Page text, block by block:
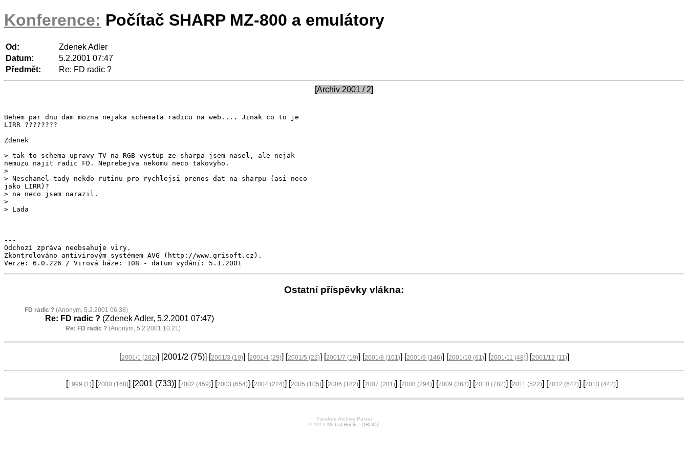
Konference: Počítač SHARP MZ-800 a emulátory
Od:
Zdenek Adler
Datum:
5.2.2001 07:47
Předmět:
Re: FD radic ?
[Archiv 2001 / 2]
Behem par dnu dam mozna nejaka schemata radicu na web.... Jinak co to je
LIRR ????????
Zdenek
>
> na neco jsem narazil.
>
---
Odchozí zpráva neobsahuje viry.
Zkontrolováno antivirovým systémem AVG (http://www.grisoft.cz).
Verze: 6.0.226 / Virová báze: 108 - datum vydání: 5.1.2001
Ostatní příspěvky vlákna:
FD radic ? (Anonym, 5.2.2001 06:38)
Re: FD radic ? (Zdenek Adler, 5.2.2001 07:47)
Re: FD radic ? (Anonym, 5.2.2001 10:21)
[2001/1 (202)] [2001/2 (75)] [2001/3 (19)] [2001/4 (29)] [2001/5 (22)] [2001/7 (19)] [2001/8 (101)] [2001/9 (146)] [2001/10 (61)] [2001/11 (48)] [2001/12 (11)]
[1999 (1)] [2000 (168)] [2001 (733)] [2002 (459)] [2003 (654)] [2004 (224)] [2005 (105)] [2006 (182)] [2007 (201)] [2008 (294)] [2009 (363)] [2010 (782)] [2011 (522)] [2012 (642)] [2013 (442)]
Pandora Archive Parser
© 2013 Michal Hučík - ORDOZ